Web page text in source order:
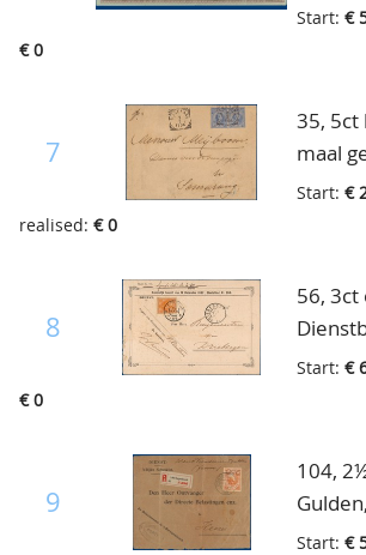
van
Start: €
€ 0
7
35, 5ct
maal
1896
Start: €
realised: € 0
8
56, 3ct
Start: €
€ 0
9
104,
Gulden,
Start: €